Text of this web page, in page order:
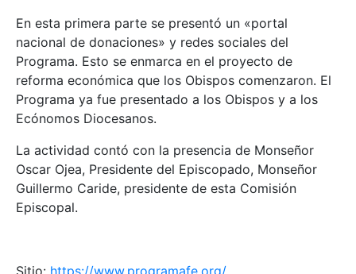
En esta primera parte se presentó un «portal
nacional de donaciones» y redes sociales del
Programa. Esto se enmarca en el proyecto de
reforma económica que los Obispos comenzaron. El
Programa ya fue presentado a los Obispos y a los
Ecónomos Diocesanos.
La actividad contó con la presencia de Monseñor
Oscar Ojea, Presidente del Episcopado, Monseñor
Guillermo Caride, presidente de esta Comisión
Episcopal.
Sitio: https://www.programafe.org/